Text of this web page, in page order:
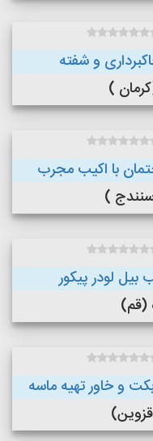
و شفته
با اکیب مجرب
بیل لودر پیکور
و خاور تهیه ماسه